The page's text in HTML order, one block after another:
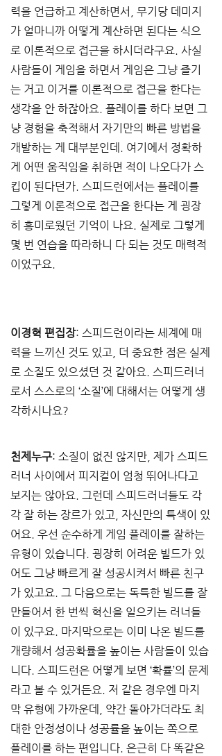
력을 언급하고 계산하면서, 무기당 데미지
가 얼마니까 어떻게 계산하면 된다는 식으
로 이론적으로 접근을 하시더라구요. 사실
사람들이 게임을 하면서 게임은 그냥 즐기
는 거고 이거를 이론적으로 접근을 한다는
생각을 안 하잖아요. 플레이를 하다 보면 그
냥 경험을 축적해서 자기만의 빠른 방법을
개발하는 게 대부분인데. 여기에서 정확하
게 어떤 움직임을 취하면 적이 나오다가 스
킵이 된다던가. 스피드런에서는 플레이를
그렇게 이론적으로 접근을 한다는 게 굉장
히 흥미로웠던 기억이 나요. 실제로 그렇게
몇 번 연습을 따라하니 다 되는 것도 매력적
이었구요.
이경혁 편집장: 스피드런이라는 세계에 매
력을 느끼신 것도 있고, 더 중요한 점은 실제
로 소질도 있으셨던 것 같아요. 스피드러너
로서 스스로의 ‘소질’에 대해서는 어떻게 생
각하시나요?
천제누구: 소질이 없진 않지만, 제가 스피드
러너 사이에서 피지컬이 엄청 뛰어나다고
보지는 않아요. 그런데 스피드러너들도 각
각 잘 하는 장르가 있고, 자신만의 특색이 있
어요. 우선 순수하게 게임 플레이를 잘하는
유형이 있습니다. 굉장히 어려운 빌드가 있
어도 그냥 빠르게 잘 성공시켜서 빠른 친구
가 있고요. 그 다음으로는 독특한 빌드를 잘
만들어서 한 번씩 혁신을 일으키는 러너들
이 있구요. 마지막으로는 이미 나온 빌드를
개량해서 성공확률을 높이는 사람들이 있습
니다. 스피드런은 어떻게 보면 ‘확률’의 문제
라고 볼 수 있거든요. 저 같은 경우엔 마지
막 유형에 가까운데, 약간 돌아가더라도 최
대한 안정성이나 성공률을 높이는 쪽으로
플레이를 하는 편입니다. 은근히 다 똑같은